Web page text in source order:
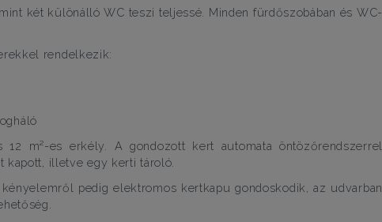
két különálló WC teszi teljessé. Minden fürdőszobában és WC-
rendelkezik:
m²-es erkély. A gondozott kert automata öntözőrendszerrel
kapott, illetve egy kerti tároló.
pedig elektromos kertkapu gondoskodik, az udvarban